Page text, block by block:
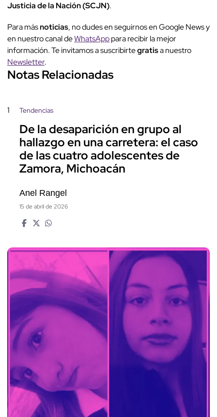
Justicia de la Nación (SCJN).
Para másnoticias, no dudes en seguirnos en Google News y
en nuestro canal deWhatsApppara recibir la mejor
información. Te invitamos a suscribirtegratisa nuestro
Newsletter.
Notas Relacionadas
1 Tendencias
De la desaparición en grupo al
hallazgo en una carretera: el caso
de las cuatro adolescentes de
Zamora, Michoacán
Anel Rangel
15 de abril de 2026